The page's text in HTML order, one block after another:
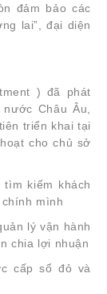
đảm bảo các
lai”, đại diện
) đã phát
Châu Âu,
triển khai tại
cho chủ sở
kiếm khách
mình
lý vận hành
chia lợi nhuận
cấp sổ đỏ và